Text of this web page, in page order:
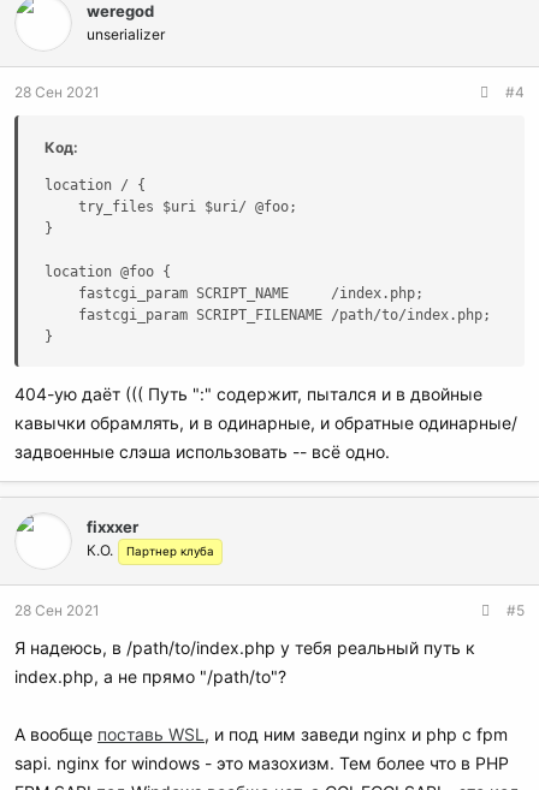
weregod
unserializer
28 Сен 2021 #4
Код:
location / {
    try_files $uri $uri/ @foo;
}
location @foo {
    fastcgi_param SCRIPT_NAME     /index.php;
    fastcgi_param SCRIPT_FILENAME /path/to/index.php;
}
404-ую даёт ((( Путь ":" содержит, пытался и в двойные
кавычки обрамлять, и в одинарные, и обратные одинарные/
задвоенные слэша использовать -- всё одно.
fixxxer
К.О. Партнер клуба
28 Сен 2021 #5
Я надеюсь, в /path/to/index.php у тебя реальный путь к
index.php, а не прямо "/path/to"?
А вообще поставь WSL , и под ним заведи nginx и php с fpm
sapi. nginx for windows - это мазохизм. Тем более что в PHP